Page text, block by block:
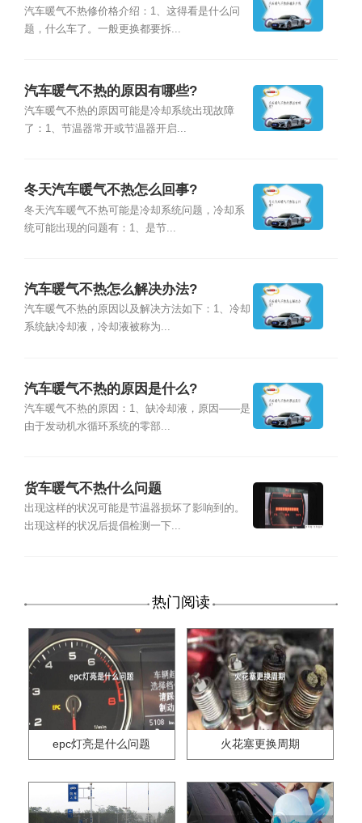
汽车暖气不热修价格介绍：1、这得看是什么问
题，什么车了。一般更换都要拆...
汽车暖气不热的原因有哪些?
汽车暖气不热的原因可能是冷却系统出现故障
了：1、节温器常开或节温器开启...
冬天汽车暖气不热怎么回事?
冬天汽车暖气不热可能是冷却系统问题，冷却系
统可能出现的问题有：1、是节...
汽车暖气不热怎么解决办法?
汽车暖气不热的原因以及解决方法如下：1、冷却
系统缺冷却液，冷却液被称为...
汽车暖气不热的原因是什么?
汽车暖气不热的原因：1、缺冷却液，原因——是
由于发动机水循环系统的零部...
货车暖气不热什么问题
出现这样的状况可能是节温器损坏了影响到的。
出现这样的状况后提倡检测一下...
热门阅读
epc灯亮是什么问题 火花塞更换周期